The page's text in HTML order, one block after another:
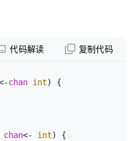
chan int)
{
chan<- int)
{
代码解读 复制代码